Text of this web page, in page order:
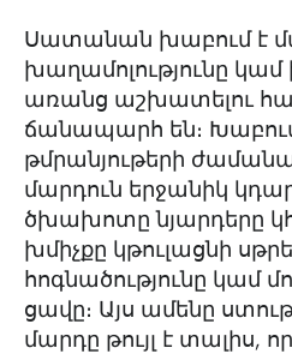
Սատանան խաբում է
խաղամոլությունը
առանց աշխատելու
ճանապարհ են։
թմրանյութերի
մարդուն երջանիկ
ծխախոտը նյարդերը
խմիչքը կթուլացնի
հոգնածությունը կամ
ցավը։ Այս ամենը
մարդը թույլ է տալիս,